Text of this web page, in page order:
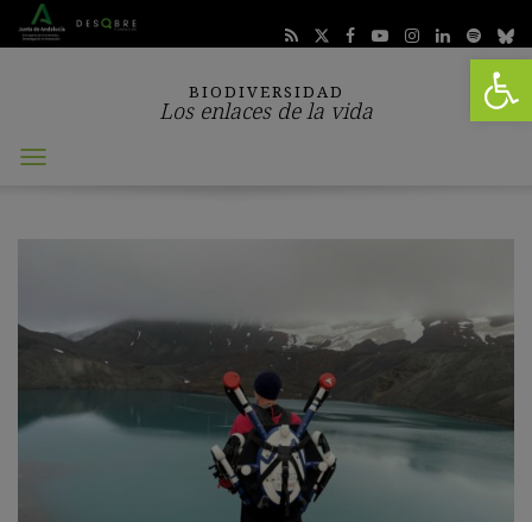
Abrir
BIODIVERSIDAD
Los enlaces de la vida
Abrir